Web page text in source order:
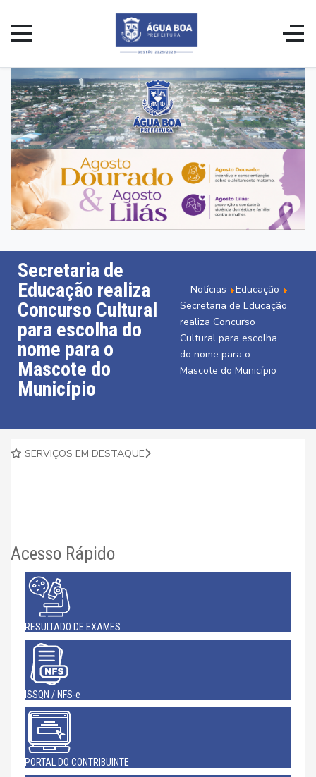
Secretaria de
Educação realiza
Concurso Cultural
para escolha do
nome para o
Mascote do
Município
Notícias
Educação
Secretaria de Educação
realiza Concurso
Cultural para escolha
do nome para o
Mascote do Município
SERVIÇOS EM DESTAQUE
Acesso Rápido
RESULTADO DE EXAMES
ISSQN / NFS-e
PORTAL DO CONTRIBUINTE